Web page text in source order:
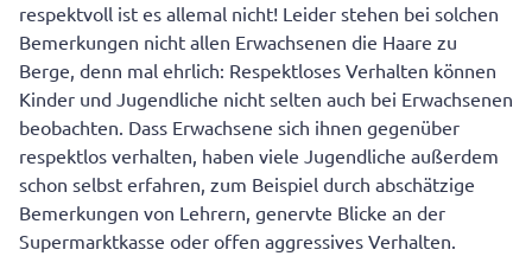
Auch dieses Erziehungsverhalten fördert die
Respektlosigkeit von Jugendlichen
Deuten Sie Grenzüberschreitungen und respektloses
Verhalten richtig
Weisen Sie Entwürdigungen und Beleidigungen
entschieden zurück!
respektvoll ist es allemal nicht! Leider stehen bei solchen
Bemerkungen nicht allen Erwachsenen die Haare zu
Berge, denn mal ehrlich: Respektloses Verhalten können
Kinder und Jugendliche nicht selten auch bei Erwachsenen
beobachten. Dass Erwachsene sich ihnen gegenüber
respektlos verhalten, haben viele Jugendliche außerdem
schon selbst erfahren, zum Beispiel durch abschätzige
Bemerkungen von Lehrern, genervte Blicke an der
Supermarktkasse oder offen aggressives Verhalten.